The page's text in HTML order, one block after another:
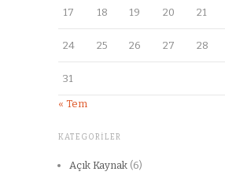
17 18 19 20 21
24 25 26 27 28
31
« Tem
KATEGORILER
Açık Kaynak (6)